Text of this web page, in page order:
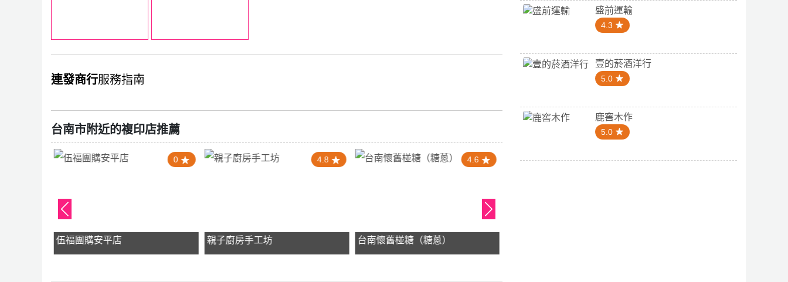
連發商行服務指南
台南市附近的複印店推薦
0
伍福團購安平店
4.8
親子廚房手工坊
4.6
台南懷舊椪糖（糖蔥）
4.7
盛前運輸
4.3
壹的菸酒洋行
5.0
鹿窖木作
5.0